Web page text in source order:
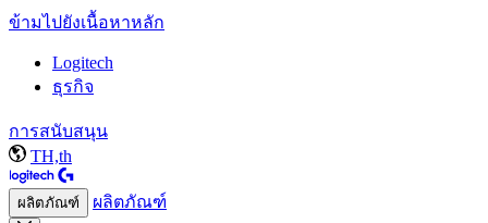
ข้ามไปยังเนื้อหาหลัก
Logitech
ธุรกิจ
การสนับสนุน
TH,th
ผลิตภัณฑ์ ผลิตภัณฑ์